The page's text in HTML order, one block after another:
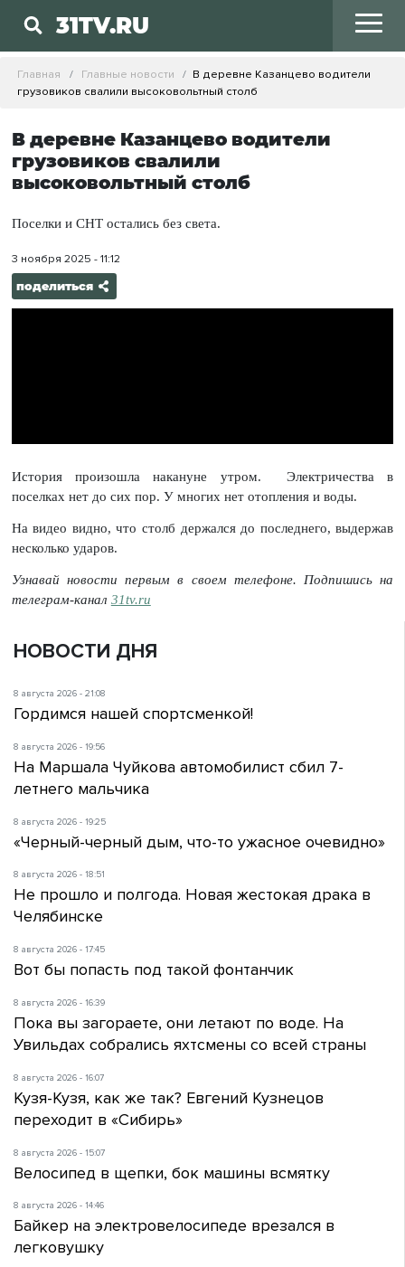
31TV.RU
Главная Главные новости
В деревне Казанцево водители
грузовиков свалили высоковольтный столб
В деревне Казанцево водители
грузовиков свалили
высоковольтный столб
Поселки и СНТ остались без света.
3 ноября 2025 - 11:12
поделиться
История произошла накануне утром. Электричества в
поселках нет до сих пор. У многих нет отопления и воды.
На видео видно, что столб держался до последнего, выдержав
несколько ударов.
Узнавай новости первым в своем телефоне. Подпишись на
телеграм-канал 31tv.ru
НОВОСТИ ДНЯ
8 августа 2026 - 21:08
Гордимся нашей спортсменкой!
8 августа 2026 - 19:56
На Маршала Чуйкова автомобилист сбил 7-
летнего мальчика
8 августа 2026 - 19:25
«Черный-черный дым, что-то ужасное очевидно»
8 августа 2026 - 18:51
Не прошло и полгода. Новая жестокая драка в
Челябинске
8 августа 2026 - 17:45
Вот бы попасть под такой фонтанчик
8 августа 2026 - 16:39
Пока вы загораете, они летают по воде. На
Увильдах собрались яхтсмены со всей страны
8 августа 2026 - 16:07
Кузя-Кузя, как же так? Евгений Кузнецов
переходит в «Сибирь»
8 августа 2026 - 15:07
Велосипед в щепки, бок машины всмятку
8 августа 2026 - 14:46
Байкер на электровелосипеде врезался в
легковушку